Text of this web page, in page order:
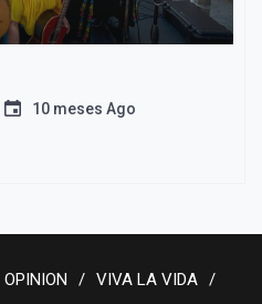
10 meses Ago
OPINION VIVA LA VIDA